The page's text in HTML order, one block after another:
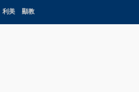
利美 顯教